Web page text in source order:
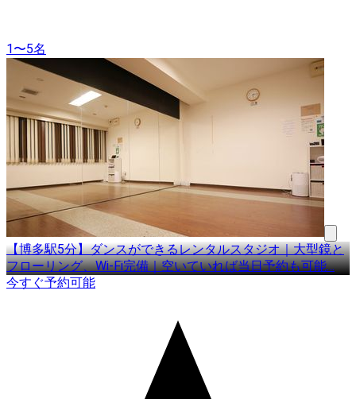
1〜5名
【博多駅5分】ダンスができるレンタルスタジオ｜大型鏡と
フローリング、Wi-Fi完備｜空いていれば当日予約も可能…
今すぐ予約可能